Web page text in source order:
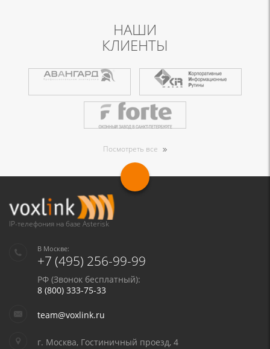
НАШИ
КЛИЕНТЫ
Посмотреть все
IP-телефония на базе Asterisk
В Москве:
+7 (495) 256-99-99
РФ (Звонок бесплатный):
8 (800) 333-75-33
team@voxlink.ru
г. Москва, Гостиничный проезд, 4